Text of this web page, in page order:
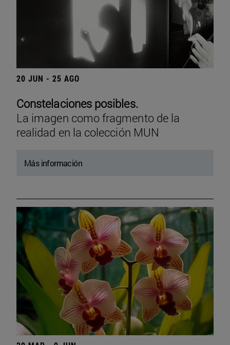
20 JUN - 25 AGO
Constelaciones posibles.
La imagen como fragmento de la
realidad en la colección MUN
Más información